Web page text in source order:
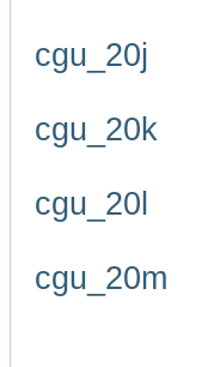
cgu_20j
cgu_20k
cgu_20l
cgu_20m